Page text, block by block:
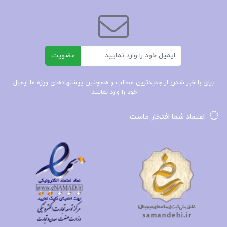
دانلود مقاله بررسی هزینه های صنایع آلومینیوم
بررسی هزینه های صنایع آلومینیوم WORD
کتاب پیشنهادی📚
عضویت
برای با خبر شدن از جدیدترین مطالب و همچنین پیشنهادهای ویژه ما ایمیل
خود را وارد نمایید.
اعتماد شما افتخار ماست